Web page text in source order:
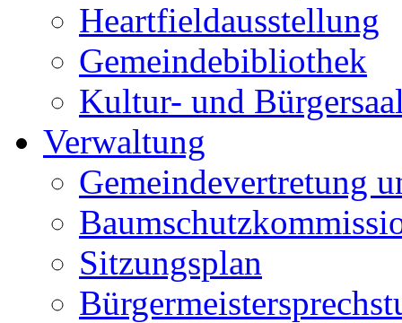
Heartfieldausstellung
Gemeindebibliothek
Kultur- und
Verwaltung
Gemeindevertretung
Sitzungsplan